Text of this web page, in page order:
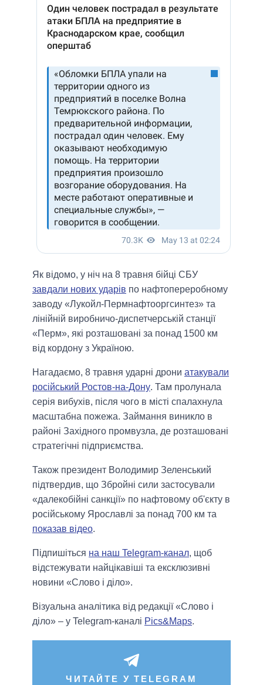
Як відомо, у ніч на 8 травня бійці СБУ
завдали нових ударів по нафтопереробному
заводу «Лукойл-Пермнафтооргсинтез» та
лінійній виробничо-диспетчерській станції
«Перм», які розташовані за понад 1500 км
від кордону з Україною.
Нагадаємо, 8 травня ударні дрони атакували
російський Ростов-на-Дону. Там пролунала
серія вибухів, після чого в місті спалахнула
масштабна пожежа. Займання виникло в
районі Західного промвузла, де розташовані
стратегічні підприємства.
Також президент Володимир Зеленський
підтвердив, що Збройні сили застосували
«далекобійні санкції» по нафтовому об'єкту в
російському Ярославлі за понад 700 км та
показав відео.
Підпишіться на наш Telegram-канал, щоб
відстежувати найцікавіші та ексклюзивні
новини «Слово і діло».
Візуальна аналітика від редакції «Слово і
діло» – у Telegram-каналі Pics&Maps.
ЧИТАЙТЕ У TELEGRAM